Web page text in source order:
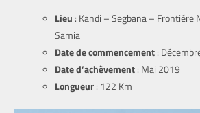
Lieu : Kandi – Segbana – Frontiére
Samia
Date de commencement:
Date d’achèvement: Mai 2019
Longueur: 122 Km